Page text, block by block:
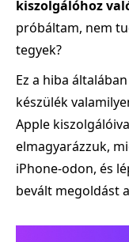
kiszolgálóhoz
próbáltam, nem
tegyek?
Ez a hiba
készülék
Apple
elmagyarázzuk,
iPhone-odon, és
bevált megoldást